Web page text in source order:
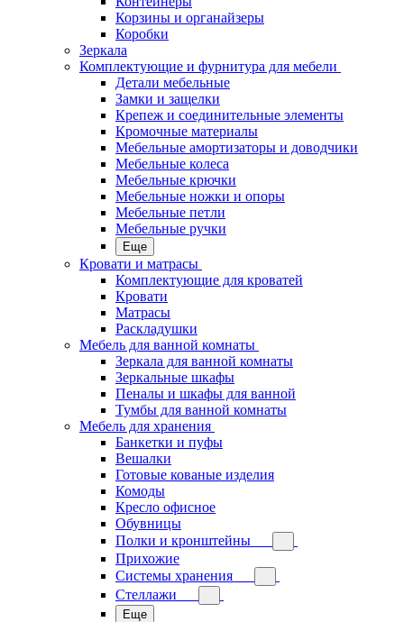
Корзины и органайзеры
Коробки
Зеркала
Комплектующие и фурнитура для мебели
Детали мебельные
Замки и защелки
Крепеж и соединительные элементы
Кромочные материалы
Мебельные амортизаторы и доводчики
Мебельные колеса
Мебельные крючки
Мебельные ножки и опоры
Мебельные петли
Мебельные ручки
Еще
Кровати и матрасы
Комплектующие для кроватей
Кровати
Матрасы
Раскладушки
Мебель для ванной комнаты
Зеркала для ванной комнаты
Зеркальные шкафы
Пеналы и шкафы для ванной
Тумбы для ванной комнаты
Мебель для хранения
Банкетки и пуфы
Вешалки
Готовые кованые изделия
Комоды
Кресло офисное
Обувницы
Полки и кронштейны
Прихожие
Системы хранения
Стеллажи
Еще